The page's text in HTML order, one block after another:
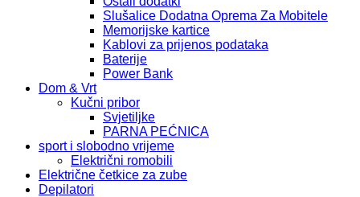
Slušalice Dodatna Oprema Za Mobitele
Memorijske kartice
Kablovi za prijenos podataka
Baterije
Power Bank
Dom & Vrt
Kučni pribor
Svjetiljke
PARNA PEĆNICA
sport i slobodno vrijeme
Električni romobili
Električne četkice za zube
Depilatori